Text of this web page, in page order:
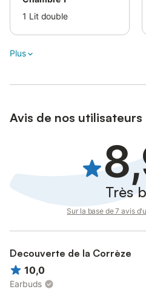
Le forfait de 6€00 par charge/
1 Lit double
Plus
Avis de nos utilisateurs
Très
Sur la base de 7 avis
Decouverte de la Corrèze
10,0
Earbuds